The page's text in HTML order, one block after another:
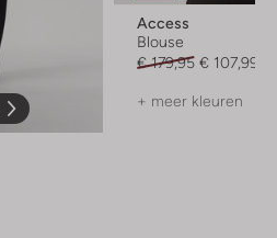
Access
Blouse
€ 179,95 € 107,99
+ meer kleuren